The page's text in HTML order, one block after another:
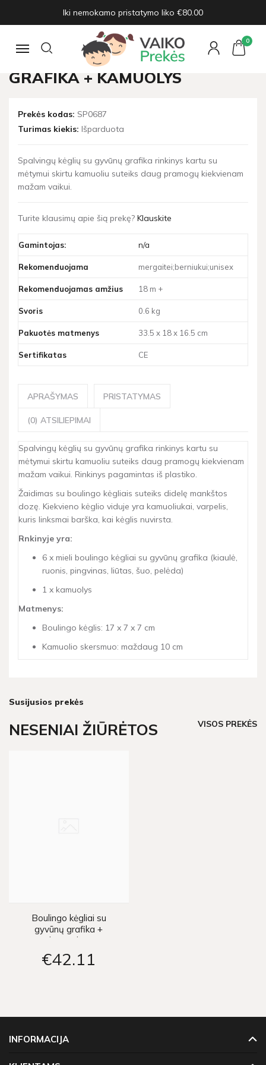
Iki nemokamo pristatymo liko €80.00
Navigacija
0
Plastikiniai žaislai
Boulingo kėgliai su gyvūnų grafika + kamuolys
BOULINGO KĖGLIAI SU GYVŪNŲ
GRAFIKA + KAMUOLYS
Prekės kodas: SP0687
Turimas kiekis: Išparduota
Spalvingų kėglių su gyvūnų grafika rinkinys kartu su
mėtymui skirtu kamuoliu suteiks daug pramogų kiekvienam
mažam vaikui.
Turite klausimų apie šią prekę? Klauskite
Gamintojas: n/a
Rekomenduojama mergaitei;berniukui;unisex
Rekomenduojamas amžius 18 m +
Svoris 0.6 kg
Pakuotės matmenys 33.5 x 18 x 16.5 cm
Sertifikatas CE
APRAŠYMAS PRISTATYMAS
(0) ATSILIEPIMAI
Spalvingų kėglių su gyvūnų grafika rinkinys kartu su
mėtymui skirtu kamuoliu suteiks daug pramogų kiekvienam
mažam vaikui. Rinkinys pagamintas iš plastiko.
Žaidimas su boulingo kėgliais suteiks didelę mankštos
dozę. Kiekvieno kėglio viduje yra kamuoliukai, varpelis,
kuris linksmai barška, kai kėglis nuvirsta.
Rnkinyje yra:
6 x mieli boulingo kėgliai su gyvūnų grafika (kiaulė,
ruonis, pingvinas, liūtas, šuo, pelėda)
1 x kamuolys
Matmenys:
Boulingo kėglis: 17 x 7 x 7 cm
Kamuolio skersmuo: maždaug 10 cm
Susijusios prekės
NESENIAI ŽIŪRĖTOS VISOS PREKĖS
Boulingo kėgliai su
gyvūnų grafika +
kamuolys
€42 11
INFORMACIJA